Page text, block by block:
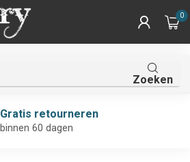
0
Zoeken
Gratis retourneren
binnen 60 dagen